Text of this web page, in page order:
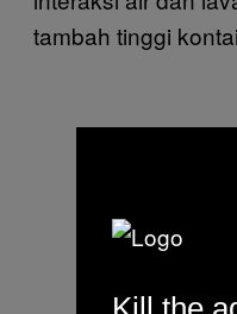
tambah tinggi